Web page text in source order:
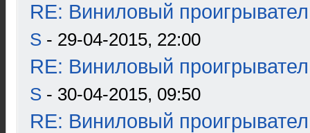
RE: Виниловый
S - 29-04-2015, 22:00
RE: Виниловый
S - 30-04-2015, 09:50
RE: Виниловый